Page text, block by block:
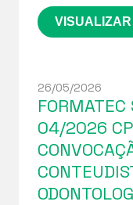
26/05/2026
04/2026